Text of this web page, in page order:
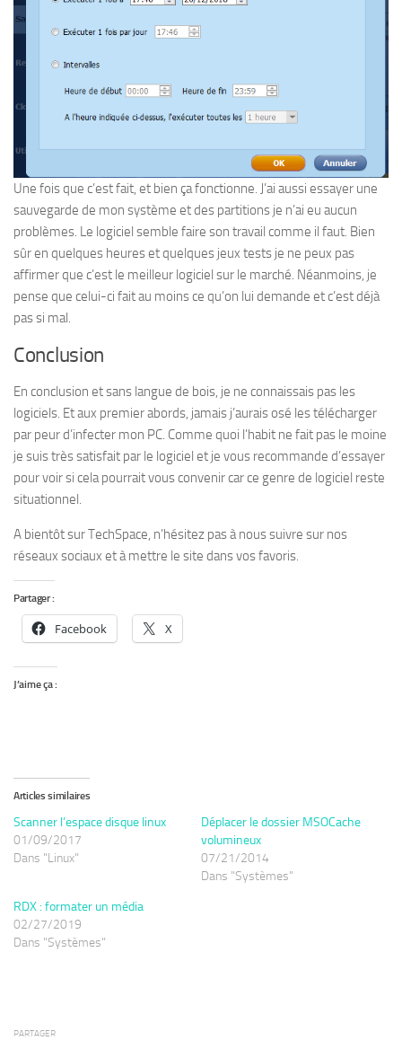
Une fois que c’est fait, et bien ça fonctionne. J’ai aussi essayer une
sauvegarde de mon système et des partitions je n’ai eu aucun
problèmes. Le logiciel semble faire son travail comme il faut. Bien
sûr en quelques heures et quelques jeux tests je ne peux pas
affirmer que c’est le meilleur logiciel sur le marché. Néanmoins, je
pense que celui-ci fait au moins ce qu’on lui demande et c’est déjà
pas si mal.
Conclusion
En conclusion et sans langue de bois, je ne connaissais pas les
logiciels. Et aux premier abords, jamais j’aurais osé les télécharger
par peur d’infecter mon PC. Comme quoi l’habit ne fait pas le moine
je suis très satisfait par le logiciel et je vous recommande d’essayer
pour voir si cela pourrait vous convenir car ce genre de logiciel reste
situationnel.
A bientôt sur TechSpace, n’hésitez pas à nous suivre sur nos
réseaux sociaux et à mettre le site dans vos favoris.
Partager :
Facebook X
J’aime ça :
Articles similaires
Scanner l’espace disque linux
01/09/2017
Dans "Linux"
Déplacer le dossier MSOCache
volumineux
07/21/2014
Dans "Systèmes"
RDX : formater un média
02/27/2019
Dans "Systèmes"
PARTAGER